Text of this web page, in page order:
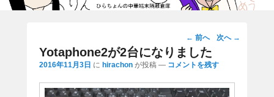
投
稿
ナ
ゲ
← 前へ 次へ →
Yotaphone2が2台になりました
2016年11月3日 に hirachon が投稿 — コメントを残す